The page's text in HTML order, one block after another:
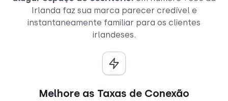
Irlanda faz sua marca parecer credível e
instantaneamente familiar para os clientes
irlandeses.
Melhore as Taxas de Conexão